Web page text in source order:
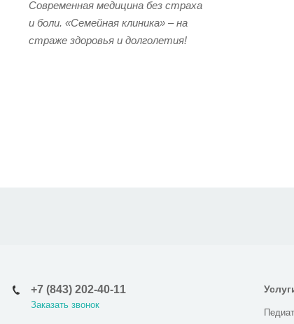
Современная медицина без страха
и боли. «Семейная клиника» – на
страже здоровья и долголетия!
+7 (843) 202-40-11
Заказать звонок